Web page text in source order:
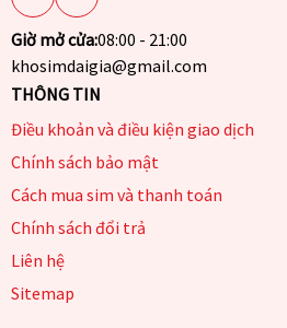
Giờ mở cửa:08:00 - 21:00
khosimdaigia@gmail.com
THÔNG TIN
Điều khoản và điều kiện giao dịch
Chính sách bảo mật
Cách mua sim và thanh toán
Chính sách đổi trả
Liên hệ
Sitemap